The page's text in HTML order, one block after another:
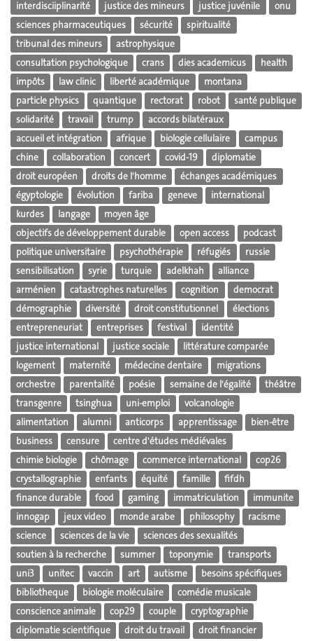
interdisciiplinarité justice des mineurs justice juvénile
onu
sciences pharmaceutiques
sécurité
spiritualité
tribunal des mineurs
astrophysique
consultation psychologique
crans dies academicus
health
impôts
law clinic liberté académique
montana
particle physics
quantique rectorat robot
santé publique
solidarité
travail trump
accords bilatéraux
accueil et intégration
afrique biologie cellulaire
campus
chine
collaboration concert covid-19
diplomatie
droit européen
droits de l'homme
échanges académiques
égyptologie
évolution fariba geneve
international
kurdes
langage
moyen âge
objectifs de développement durable
open access
podcast
politique universitaire
psychothérapie réfugiés
russie
sensibilisation
syrie turquie adelkhah
alliance
arménien
catastrophes naturelles cognition
democrat
démographie
diversité droit constitutionnel
élections
entrepreneuriat
entreprises festival
identité
justice international
justice sociale
littérature comparée
logement
maternité médecine dentaire
migrations
orchestre
parentalité poésie semaine de l'égalité
théâtre
transgenre
tsinghua uni-emploi
volcanologie
alimentation
alumni anticorps apprentissage
bien-être
business
censure
centre d'études médiévales
chimie biologie
chômage commerce international
cop26
crystallographie
enfants équité famille
fifdh
finance durable
food gaming immatriculation
immunite
innogap
jeux video monde arabe philosophy
racisme
science
sciences de la vie
sciences des sexualités
soutien à la recherche
summer toponymie
transports
uni3
unitec vaccin art autisme
besoins spécifiques
bibliotheque
biologie moléculaire
comédie musicale
conscience animale
cop29 couple
cryptographie
diplomatie scientifique
droit du travail
droit financier